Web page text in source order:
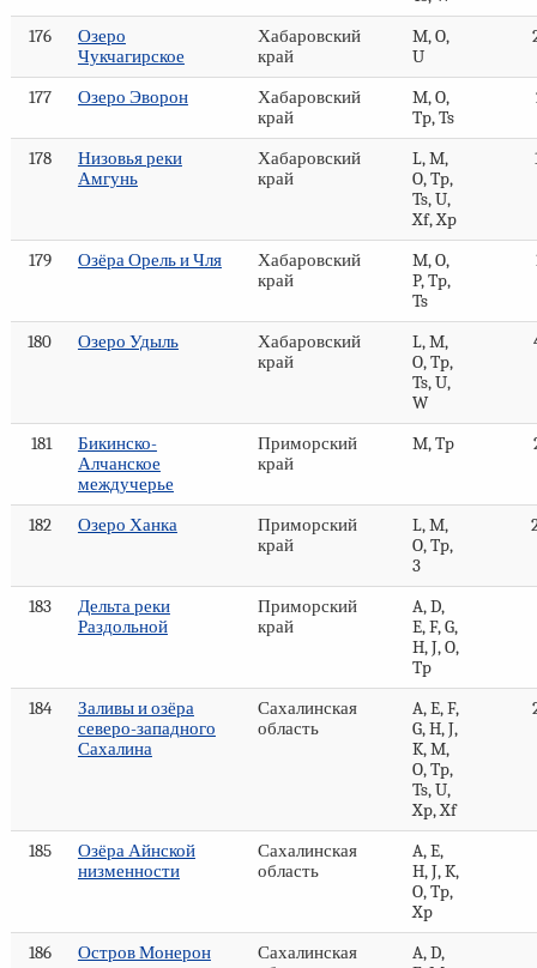
176
Озеро
Чукчагирское
Хабаровский
край
M, O,
U
177 Озеро Эворон
Хабаровский
край
M, O,
Tp, Ts
178
Низовья реки
Амгунь
Хабаровский
край
L, M,
O, Tp,
Ts, U,
Xf, Xp
179 Озёра Орель и Чля
Хабаровский
край
M, O,
P, Tp,
Ts
180 Озеро Удыль
Хабаровский
край
L, M,
O, Tp,
Ts, U,
W
181
Бикинско-
Алчанское
междучерье
Приморский
край
M, Tp
182 Озеро Ханка
Приморский
край
L, M,
O, Tp,
3
183
Дельта реки
Раздольной
Приморский
край
A, D,
E, F, G,
H, J, O,
Tp
184
Заливы и озёра
северо-западного
Сахалина
Сахалинская
область
A, E, F,
G, H, J,
K, M,
O, Tp,
Ts, U,
Xp, Xf
185
Озёра Айнской
низменности
Сахалинская
область
A, E,
H, J, K,
O, Tp,
Xp
186
Остров Монерон
Сахалинская
A, D,